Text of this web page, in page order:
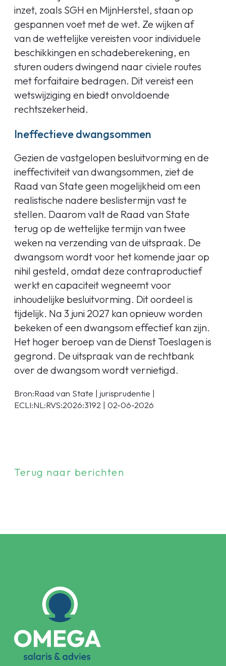
inzet, zoals SGH en MijnHerstel, staan op
gespannen voet met de wet. Ze wijken af
van de wettelijke vereisten voor individuele
beschikkingen en schadeberekening, en
sturen ouders dwingend naar civiele routes
met forfaitaire bedragen. Dit vereist een
wetswijziging en biedt onvoldoende
rechtszekerheid.
Ineffectieve dwangsommen
Gezien de vastgelopen besluitvorming en de
ineffectiviteit van dwangsommen, ziet de
Raad van State geen mogelijkheid om een
realistische nadere beslistermijn vast te
stellen. Daarom valt de Raad van State
terug op de wettelijke termijn van twee
weken na verzending van de uitspraak. De
dwangsom wordt voor het komende jaar op
nihil gesteld, omdat deze contraproductief
werkt en capaciteit wegneemt voor
inhoudelijke besluitvorming. Dit oordeel is
tijdelijk. Na 3 juni 2027 kan opnieuw worden
bekeken of een dwangsom effectief kan zijn.
Het hoger beroep van de Dienst Toeslagen is
gegrond. De uitspraak van de rechtbank
over de dwangsom wordt vernietigd.
Bron:Raad van State | jurisprudentie |
ECLI:NL:RVS:2026:3192 | 02-06-2026
Terug naar berichten